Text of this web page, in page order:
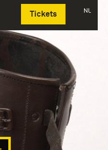
Tickets NL
Deutsch